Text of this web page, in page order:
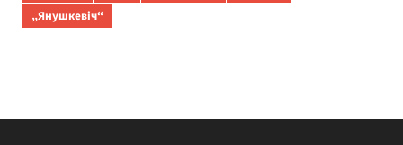
„Янушкевіч“